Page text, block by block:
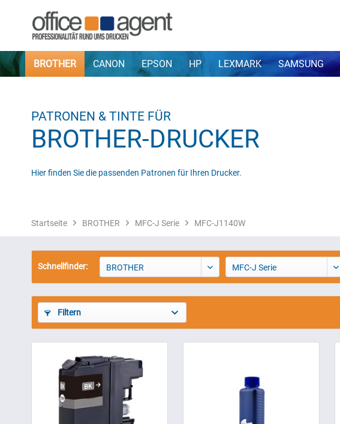
BROTHER CANON EPSON HP LEXMARK SAMSUNG
PATRONEN & TINTE FÜR
BROTHER-DRUCKER
Hier finden Sie die passenden Patronen für Ihren Drucker.
Startseite BROTHER MFC-J Serie MFC-J1140W
Schnellfinder: BROTHER MFC-J Serie
Filtern